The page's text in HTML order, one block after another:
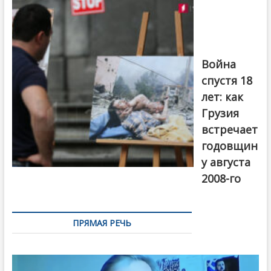
Первый канал
Война
спустя 18
лет: как
Грузия
встречает
годовщин
у августа
2008-го
ПРЯМАЯ РЕЧЬ